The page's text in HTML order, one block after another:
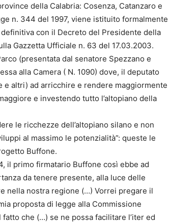
della Calabria: Cosenza, Catanzaro e
n. 344 del 1997, viene istituito formalmente
con il Decreto del Presidente della
Gazzetta Ufficiale n. 63 del 17.03.2003.
(presentata dal senatore Spezzano e
alla Camera ( N. 1090) dove, il deputato
e altri) ad arricchire e rendere maggiormente
e investendo tutto l’altopiano della
le ricchezze dell’altopiano silano e non
al massimo le potenzialità”: queste le
Buffone.
il primo firmatario Buffone così ebbe ad
da tenere presente, alla luce delle
nella nostra regione (…) Vorrei pregare il
proposta di legge alla Commissione
che (…) se ne possa facilitare l’iter ed